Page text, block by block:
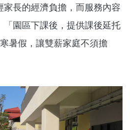
長的經濟負擔，而服務內容
「園區下課後，提供課後延托
暑假，讓雙薪家庭不須擔